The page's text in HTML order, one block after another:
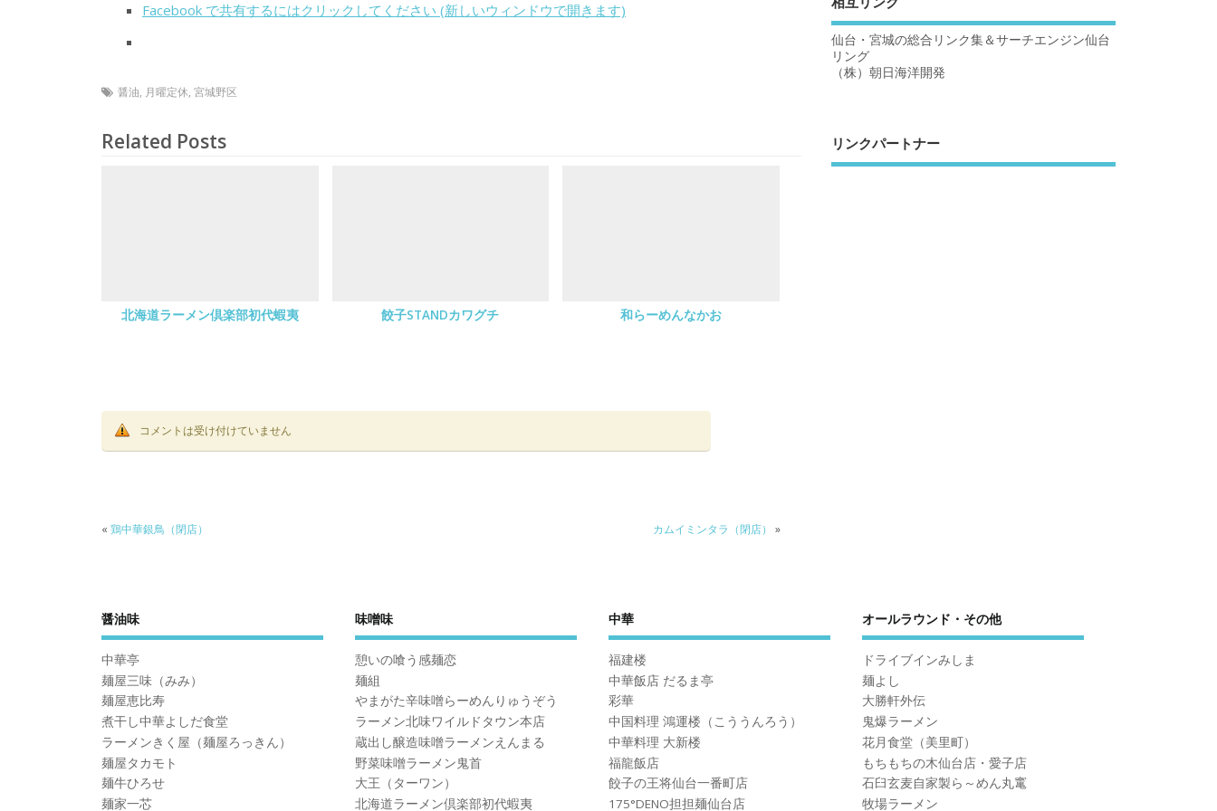
Facebook で共有するにはクリックしてください (新しいウィンドウで開きます)
醤油, 月曜定休, 宮城野区
Related Posts
北海道ラーメン倶楽部初代蝦夷 餃子STANDカワグチ 和らーめんなかお
コメントは受け付けていません
« 鶏中華銀鳥（閉店） カムイミンタラ（閉店） »
仙台・宮城の総合リンク集＆サーチエンジン仙台
リング
（株）朝日海洋開発
リンクパートナー
醤油味
中華亭
麺屋三味（みみ）
麺屋恵比寿
煮干し中華よしだ食堂
ラーメンきく屋（麺屋ろっきん）
麺屋タカモト
麺牛ひろせ
麺家一芯
味噌味
憩いの喰う感麺恋
麺組
やまがた辛味噌らーめんりゅうぞう
ラーメン北味ワイルドタウン本店
蔵出し醸造味噌ラーメンえんまる
野菜味噌ラーメン鬼首
大王（ターワン）
北海道ラーメン倶楽部初代蝦夷
中華
福建楼
中華飯店 だるま亭
彩華
中国料理 鴻運楼（こううんろう）
中華料理 大新楼
福龍飯店
餃子の王将仙台一番町店
175°DENO担担麺仙台店
オールラウンド・その他
ドライブインみしま
麺よし
大勝軒外伝
鬼爆ラーメン
花月食堂（美里町）
もちもちの木仙台店・愛子店
石臼玄麦自家製ら～めん丸竃
牧場ラーメン